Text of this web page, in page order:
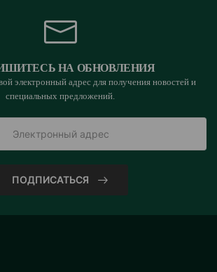
НА ОБНОВЛЕНИЯ
электронный адрес для получения новостей и
специальных предложений.
ПОДПИСАТЬСЯ